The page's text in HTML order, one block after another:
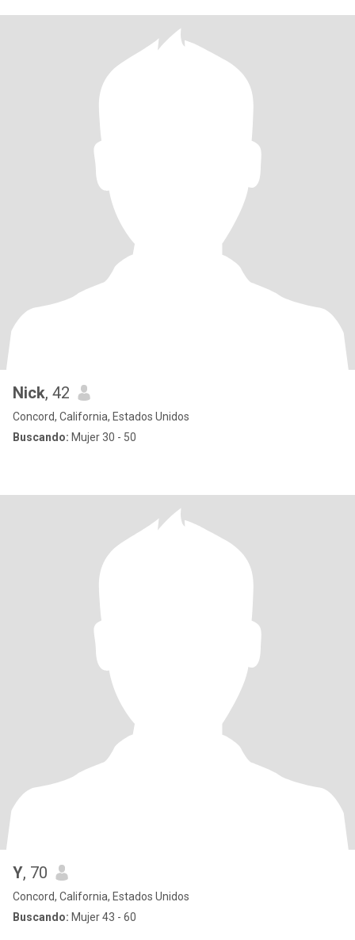
Nick, 42
Concord, California, Estados Unidos
Buscando: Mujer 30 - 50
Y, 70
Concord, California, Estados Unidos
Buscando: Mujer 43 - 60